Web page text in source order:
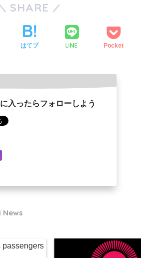
SHARE
はてブ LINE Pocket
入ったらフォローしよう
News